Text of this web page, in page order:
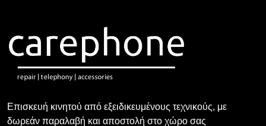
Επισκευή κινητού από εξειδικευμένους τεχνικούς, με
δωρεάν παραλαβή και αποστολή στο χώρο σας